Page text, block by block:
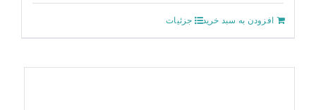
افزودن به سبد خرید جزئیات